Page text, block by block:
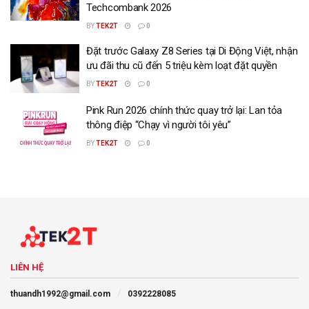
Techcombank 2026
BYTEK2T 0
Đặt trước Galaxy Z8 Series tại Di Động Việt, nhận
ưu đãi thu cũ đến 5 triệu kèm loạt đặt quyền
BYTEK2T 0
Pink Run 2026 chính thức quay trở lại: Lan tỏa
thông điệp “Chạy vì người tôi yêu”
BYTEK2T 0
LIÊN HỆ
thuandh1992@gmail.com 0392228085